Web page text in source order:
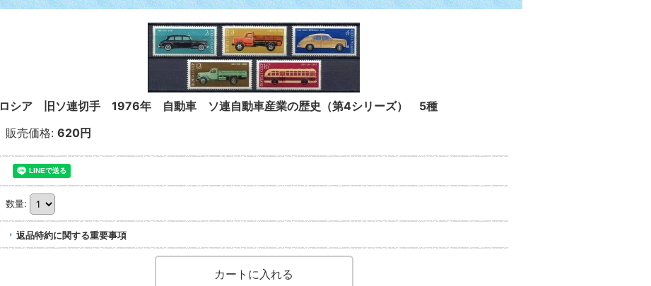
ロシア 旧ソ連切手 1976年 自動車 ソ連自動車産業の歴史（第4シリーズ） 5種
販売価格: 620円
数量:
返品特約に関する重要事項